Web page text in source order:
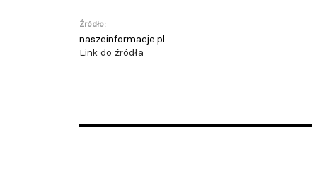
Źródło:
naszeinformacje.pl
Link do źródła